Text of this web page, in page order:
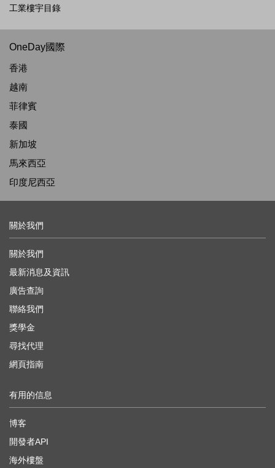
工業樓宇目錄
OneDay國際
香港
越南
菲律賓
泰國
新加坡
馬來西亞
印度尼西亞
關於我們
關於我們
最新消息及資訊
廣告查詢
聯絡我們
獎學金
尋找代理
網頁指南
有用的信息
博客
開發者API
海外樓盤